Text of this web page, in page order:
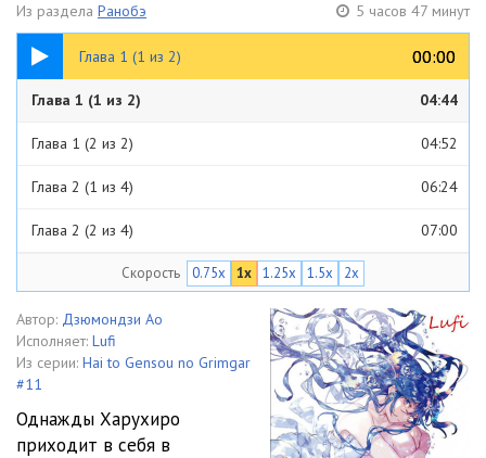
Из раздела Ранобэ 5 часов 47 минут
Глава 1 (1 из 2) 00:00
00:00
04:44
Глава 1 (1 из 2) 04:44
Глава 1 (2 из 2) 04:52
Глава 2 (1 из 4) 06:24
Глава 2 (2 из 4) 07:00
Глава 2 (3 из 4)
Глава 2 (4 из 4) 04:33
Глава 3 (1 из 9) 05:39
06:50
Глава 3 (3 из 9) 05:57
Скорость 0.75x 1x 1.25x 1.5x 2x
Автор: Дзюмондзи Ао
Исполняет: Lufi
Из серии: Hai to Gensou no Grimgar
#11
Однажды Харухиро
приходит в себя в